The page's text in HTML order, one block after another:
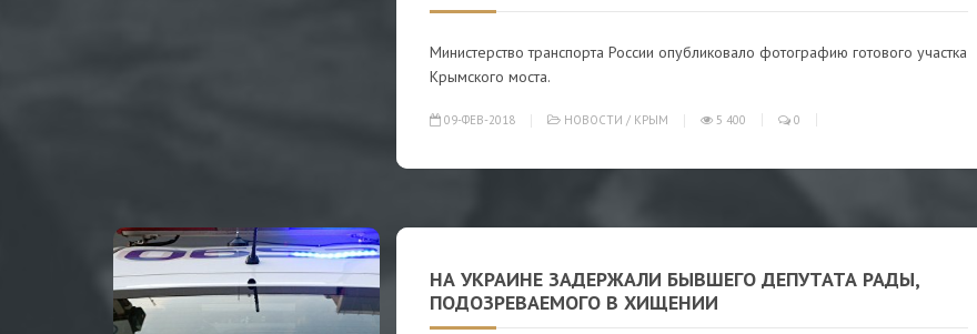
Министерство транспорта России опубликовало фотографию готового участка
Крымского моста.
09-ФЕВ-2018 НОВОСТИ / КРЫМ 5 400 0
НА УКРАИНЕ ЗАДЕРЖАЛИ БЫВШЕГО ДЕПУТАТА РАДЫ,
ПОДОЗРЕВАЕМОГО В ХИЩЕНИИ